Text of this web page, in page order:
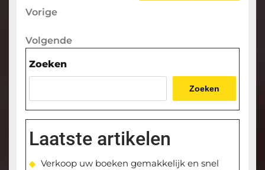
Berichtnavigatie
Vorige
Vorige
Volgende
Volgende
Zoeken
Zoeken
Laatste artikelen
Verkoop uw boeken gemakkelijk en snel